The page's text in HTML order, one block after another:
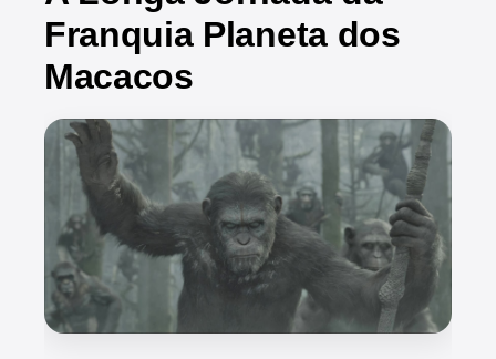
Franquia Planeta dos
Macacos